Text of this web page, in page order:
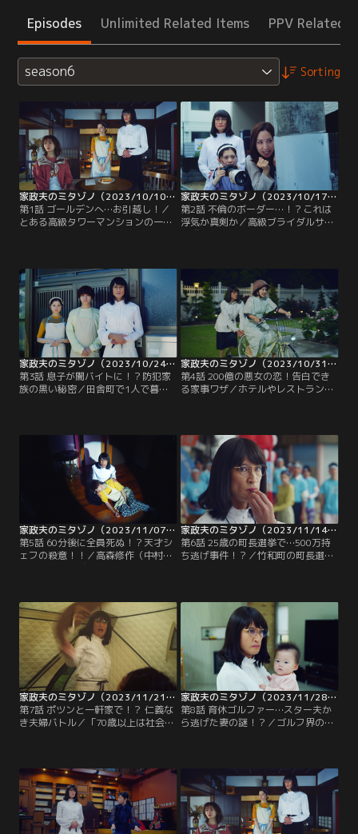
Episodes Unlimited Related Items PPV Related
season6 Sorting
家政夫のミタゾノ（2023/10/10放送分）第01話
第1話 ゴールデンへ…お引越し！／
とある高級タワーマンションの一室-
-出勤前の夫・前田則之（本多力）か
をつけられている前田翠（松本まり
か）。うんざりしながらも笑顔で聞
き流していた翠だったが、則之が出
かけた途端、真顔に。
家政夫のミタゾノ（2023/10/17放送分）第02話
第2話 不倫のボーダー…！？これは
浮気か真剣か／高級ブライダルサロ
ば絶対離婚しない」というジンクス
があるほど人気のブライダルサロン
で、結婚して10年になる夫の純（福
井晶一）との夫婦仲も良好…に見え
たが…。
家政夫のミタゾノ（2023/10/24放送分）第03話
第3話 息子が闇バイトに！？防犯家
族の黒い秘密／田舎町で1人で暮ら
に、亡くなった息子の妻・西園寺渚
（横山めぐみ）と孫の康太（福山翔
大）が引っ越してくることに…。
家政夫のミタゾノ（2023/10/31放送分）第04話
第4話 200億の悪女の恋！告白でき
る家事ワザ／ホテルやレストランな
（伊野尾慧）、矢口実優（桜田ひよ
り）。天宮家の令嬢・天宮麗美（佐
津川愛美）は、番組やネットで話題
に上がるたびに会社の株価も上がる
ので、「株価を動かす令嬢」と呼ば
れていた。
家政夫のミタゾノ（2023/11/07放送分）第05話
第5話 60分後に全員死ぬ！？天才シ
ェフの殺意！！／高森修作（中村梅
雀）の家に忍び込んだ隣人の有坂凛
作に見つかってしまう！とっさに
「迷い込んだ猫を探しに来た」と言
い訳をした凛だったが、偶然高森家
に派遣されていた三田園薫（松岡昌
宏）は、凛が本当は猫など飼ってい
ないことを察知。
家政夫のミタゾノ（2023/11/14放送分）第06話
第6話 25歳の町長選挙で…500万持
ち逃げ事件！？／竹和町の町長選挙
り）。当選すれば「史上最年少町
長」となる太一郎は、地元・竹和町
商店街の復活を政策に掲げており、
商店街を潰し、大規模再開発を推進
する現職の石黒潤三（福田転球）と
対立していた。
家政夫のミタゾノ（2023/11/21放送分）第07話
第7話 ポツンと一軒家で！？ 仁義な
き夫婦バトル／「70歳以上は社会の
己）。アイドルとの不倫疑惑をスク
ープされて以来、表舞台から姿を消
し、山奥にポツンと建つ一軒家で暮
らしていた。
家政夫のミタゾノ（2023/11/28放送分）第08話
第8話 育休ゴルファー…スター夫か
ら逃げた妻の謎！？／ゴルフ界の若
て、三田園薫（松岡昌宏）と村田光
（伊野尾慧）が羽井家から依頼を受
け、訪問。すると、来斗の妻・早苗
（南沢奈央）が大きな荷物を手に泣
きながら出てくる場面に遭遇してし